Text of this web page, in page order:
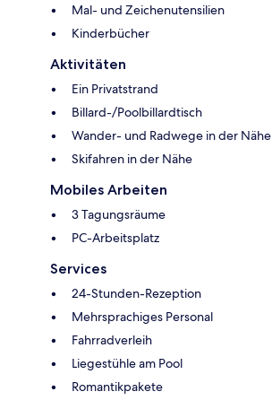
Mal- und Zeichenutensilien
Kinderbücher
Aktivitäten
Ein Privatstrand
Billard-/Poolbillardtisch
Wander- und Radwege in der Nähe
Skifahren in der Nähe
Mobiles Arbeiten
3 Tagungsräume
PC-Arbeitsplatz
Services
24-Stunden-Rezeption
Mehrsprachiges Personal
Fahrradverleih
Liegestühle am Pool
Romantikpakete